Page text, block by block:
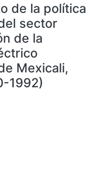
de la política
sector
de la
Mexicali,
1992)